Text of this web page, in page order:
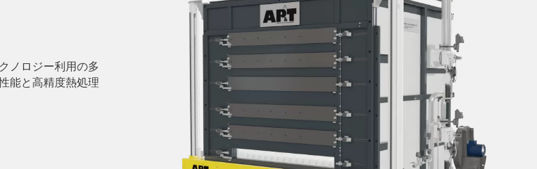
ノロジー利用の多
能と高精度熱処理